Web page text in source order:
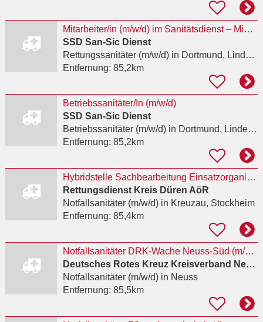
Mitarbeiter/in (m/w/d) im Sanitätsdienst – Minijob, Midijob, Teilzeit oder Vollzeit
SSD San-Sic Dienst
Rettungssanitäter (m/w/d)in Dortmund, Lindenhorst
Entfernung: 85,2km
Betriebssanitäter/In (m/w/d)
SSD San-Sic Dienst
Betriebssanitäter (m/w/d)in Dortmund, Lindenhorst
Entfernung: 85,2km
Hybridstelle Sachbearbeitung Einsatzorganisation / Notfallsanitäter/-in (m/w/d)
Rettungsdienst Kreis Düren AöR
Notfallsanitäter (m/w/d)in Kreuzau, Stockheim
Entfernung: 85,4km
Notfallsanitäter DRK-Wache Neuss-Süd (m/w/d)
Deutsches Rotes Kreuz Kreisverband Neuss e.V.
Notfallsanitäter (m/w/d)in Neuss
Entfernung: 85,5km